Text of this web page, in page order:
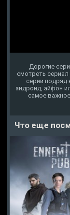
Дорогие
смотреть сериал
серии подряд
андроид, айфон
самое
Что еще